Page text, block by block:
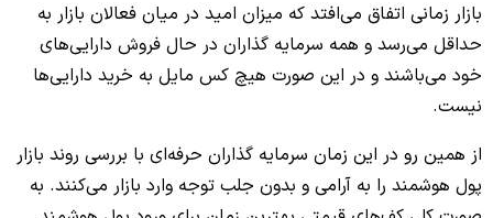
بازار زمانی اتفاق می‌افتد که میزان امید در میان فعالان بازار به
حداقل می‌رسد و همه سرمایه گذاران در حال فروش دارایی‌های
خود می‌باشند و در این صورت هیچ کس مایل به خرید دارایی‌ها
نیست.
از همین رو در این زمان سرمایه گذاران حرفه‌ای با بررسی روند بازار
پول هوشمند را به آرامی و بدون جلب توجه وارد بازار می‌کنند. به